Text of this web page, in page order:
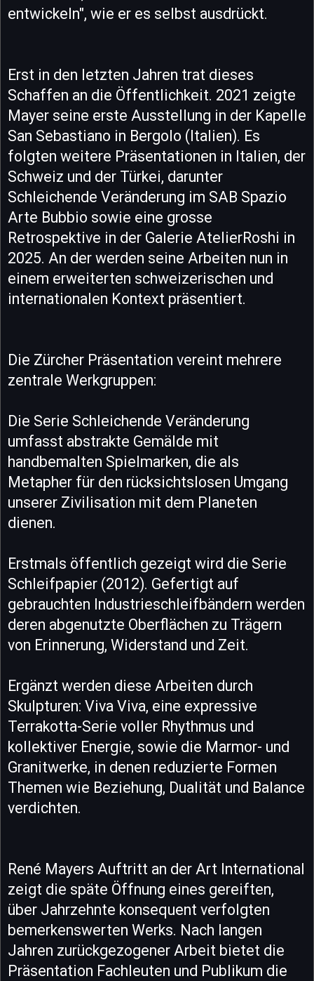
entwickeln", wie er es selbst ausdrückt.
Erst in den letzten Jahren trat dieses
Schaffen an die Öffentlichkeit. 2021 zeigte
Mayer seine erste Ausstellung in der Kapelle
San Sebastiano in Bergolo (Italien). Es
folgten weitere Präsentationen in Italien, der
Schweiz und der Türkei, darunter
Schleichende Veränderung im SAB Spazio
Arte Bubbio sowie eine grosse
Retrospektive in der Galerie AtelierRoshi in
2025. An der werden seine Arbeiten nun in
einem erweiterten schweizerischen und
internationalen Kontext präsentiert.
Die Zürcher Präsentation vereint mehrere
zentrale Werkgruppen:
Die Serie Schleichende Veränderung
umfasst abstrakte Gemälde mit
handbemalten Spielmarken, die als
Metapher für den rücksichtslosen Umgang
unserer Zivilisation mit dem Planeten
dienen.
Erstmals öffentlich gezeigt wird die Serie
Schleifpapier (2012). Gefertigt auf
gebrauchten Industrieschleifbändern werden
deren abgenutzte Oberflächen zu Trägern
von Erinnerung, Widerstand und Zeit.
Ergänzt werden diese Arbeiten durch
Skulpturen: Viva Viva, eine expressive
Terrakotta-Serie voller Rhythmus und
kollektiver Energie, sowie die Marmor- und
Granitwerke, in denen reduzierte Formen
Themen wie Beziehung, Dualität und Balance
verdichten.
René Mayers Auftritt an der Art International
zeigt die späte Öffnung eines gereiften,
über Jahrzehnte konsequent verfolgten
bemerkenswerten Werks. Nach langen
Jahren zurückgezogener Arbeit bietet die
Präsentation Fachleuten und Publikum die